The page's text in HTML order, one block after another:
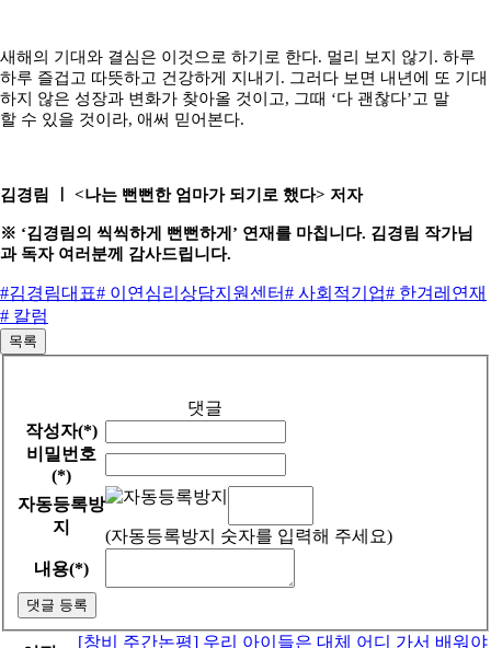
새해의 기대와 결심은 이것으로 하기로 한다. 멀리 보지 않기. 하루
하루 즐겁고 따뜻하고 건강하게 지내기. 그러다 보면 내년에 또 기대
하지 않은 성장과 변화가 찾아올 것이고, 그때 ‘다 괜찮다’고 말
할 수 있을 것이라, 애써 믿어본다.
김경림 ㅣ <나는 뻔뻔한 엄마가 되기로 했다> 저자
※ ‘김경림의 씩씩하게 뻔뻔하게’ 연재를 마칩니다. 김경림 작가님
과 독자 여러분께 감사드립니다.
#김경림대표# 이연심리상담지원센터# 사회적기업# 한겨레연재
# 칼럼
목록
댓글
작성자(*)
비밀번호
(*)
자동등록방
지
(자동등록방지 숫자를 입력해 주세요)
내용(*)
댓글 등록
[창비 주간논평] 우리 아이들은 대체 어디 가서 배워야